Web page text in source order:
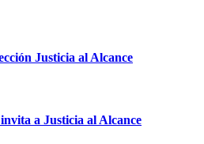
Justicia al Alcance
a Justicia al Alcance